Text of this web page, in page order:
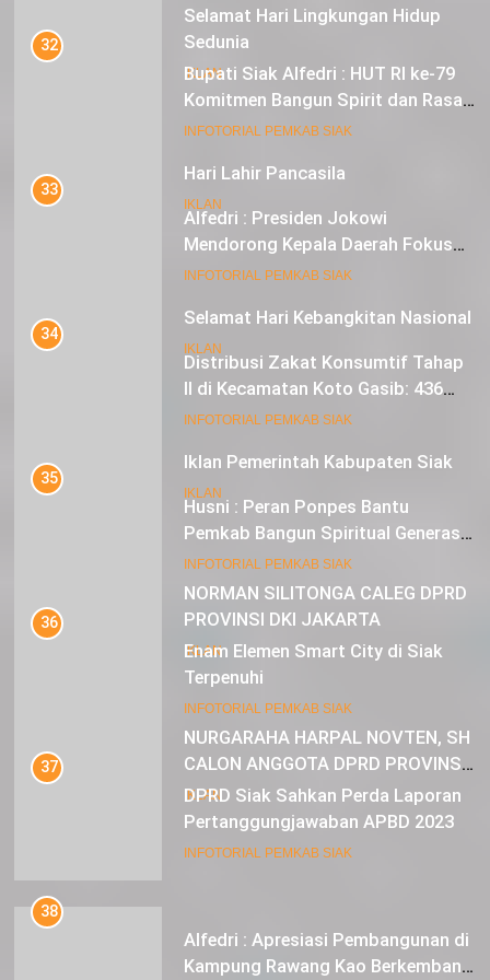
Selamat Hari Lingkungan Hidup
Sedunia
IKLAN
Hari Lahir Pancasila
IKLAN
Selamat Hari Kebangkitan Nasional
IKLAN
Iklan Pemerintah Kabupaten Siak
IKLAN
NORMAN SILITONGA CALEG DPRD
PROVINSI DKI JAKARTA
IKLAN
NURGARAHA HARPAL NOVTEN, SH
CALON ANGGOTA DPRD PROVINSI
DKI JAKARTA
IKLAN
32
Bupati Siak Alfedri : HUT RI ke-79
Komitmen Bangun Spirit dan Rasa
Nasionalisme
INFOTORIAL PEMKAB SIAK
33
Alfedri : Presiden Jokowi
Mendorong Kepala Daerah Fokus
pada Inflasi dan Pilkada Serentak
INFOTORIAL PEMKAB SIAK
34
Distribusi Zakat Konsumtif Tahap
II di Kecamatan Koto Gasib: 436
Mustahik Terima Bantuan
INFOTORIAL PEMKAB SIAK
35
Husni : Peran Ponpes Bantu
Pemkab Bangun Spiritual Generasi
Muda
INFOTORIAL PEMKAB SIAK
36
Enam Elemen Smart City di Siak
Terpenuhi
INFOTORIAL PEMKAB SIAK
37
DPRD Siak Sahkan Perda Laporan
Pertanggungjawaban APBD 2023
INFOTORIAL PEMKAB SIAK
38
Alfedri : Apresiasi Pembangunan di
Kampung Rawang Kao Berkembang